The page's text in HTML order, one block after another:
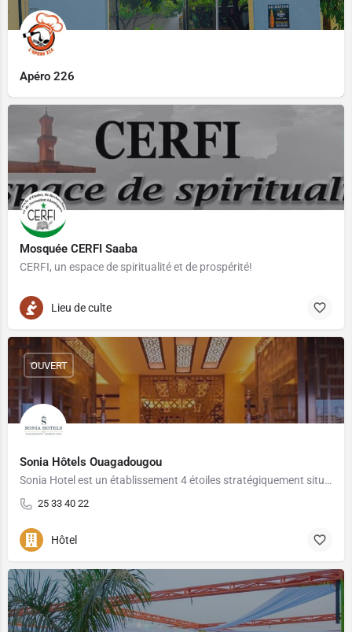
Apéro 226
Mosquée CERFI Saaba
CERFI, un espace de spiritualité et de prospérité!
Lieu de culte
Sonia Hôtels Ouagadougou
Sonia Hotel est un établissement 4 étoiles stratégiquement situé au centre-ville, c'est le point de départ…
25 33 40 22
OUVERT
Hôtel